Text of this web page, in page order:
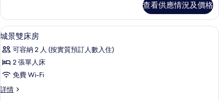
床
房
的
相
片
房
詳
情
查看供應情況及價格
載
入
所
有
景
防敏寢具、房內夾萬、書桌、手提電
8
城景雙床房
可容納 2 人 (按實質預訂人數入住)
2 張單人床
免費 Wi-Fi
詳情
城